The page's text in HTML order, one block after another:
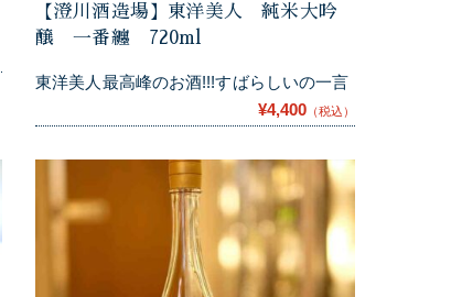
【澄川酒造場】東洋美人 純米大吟
醸 一番纏 720ml
東洋美人最高峰のお酒!!!すばらしいの一言
¥4,400 （税込）